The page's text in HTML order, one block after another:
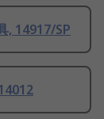
, 14917/SP